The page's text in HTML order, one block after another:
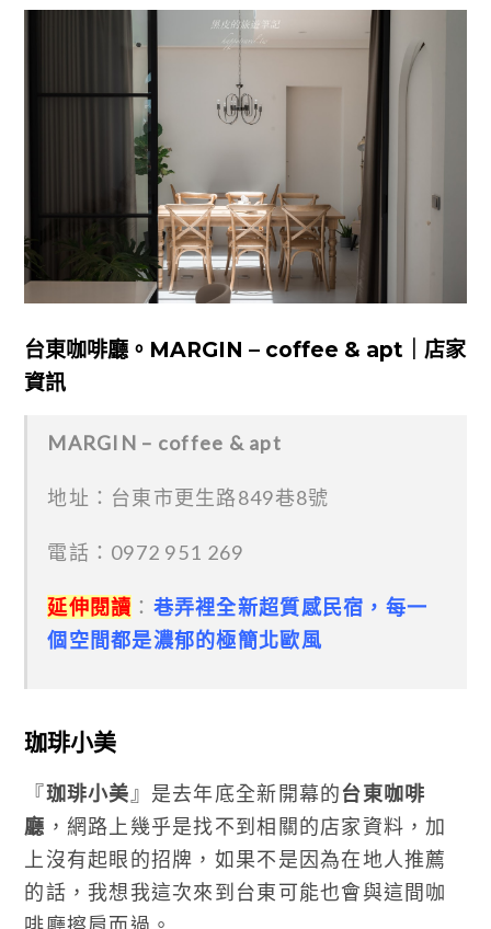
台東咖啡廳。MARGIN – coffee & apt｜店家
資訊
MARGIN – coffee & apt
地址：台東市更生路849巷8號
電話：0972 951 269
延伸閱讀 ： 巷弄裡全新超質感民宿，每一
個空間都是濃郁的極簡北歐風
珈琲小美
『珈琲小美 』是去年底全新開幕的台東咖啡
廳 ，網路上幾乎是找不到相關的店家資料，加
上沒有起眼的招牌，如果不是因為在地人推薦
的話，我想我這次來到台東可能也會與這間咖